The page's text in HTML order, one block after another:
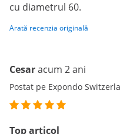
cu diametrul 60.
Arată recenzia originală
Cesaracum 2 ani
Postat pe Expondo
Top articol